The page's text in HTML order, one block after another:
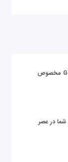
قیمت سرور گرافیکی | خرید GPU Server مخصوص
در عصر